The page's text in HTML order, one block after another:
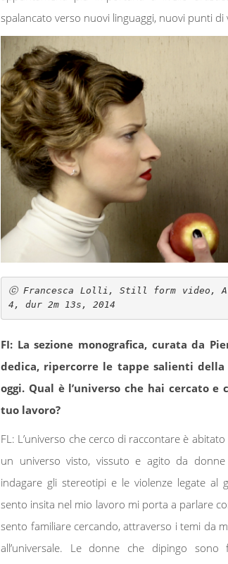
spalancato verso nuovi linguaggi, nuovi punti di
ⓒ Francesca Lolli, Still form video,
4, dur 2m 13s, 2014
FI: La sezione monografica, curata da
dedica, ripercorre le tappe salienti
oggi. Qual è l’universo che hai cercato
tuo lavoro?
FL: L’universo che cerco di raccontare è
un universo visto, vissuto e agito da
indagare gli stereotipi e le violenze legate al
sento insita nel mio lavoro mi porta a parlare
sento familiare cercando, attraverso i temi da
all’universale. Le donne che dipingo